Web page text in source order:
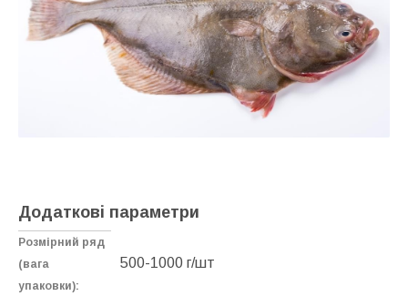
Додаткові параметри
Розмірний ряд
(вага
упаковки):
500-1000 г/шт